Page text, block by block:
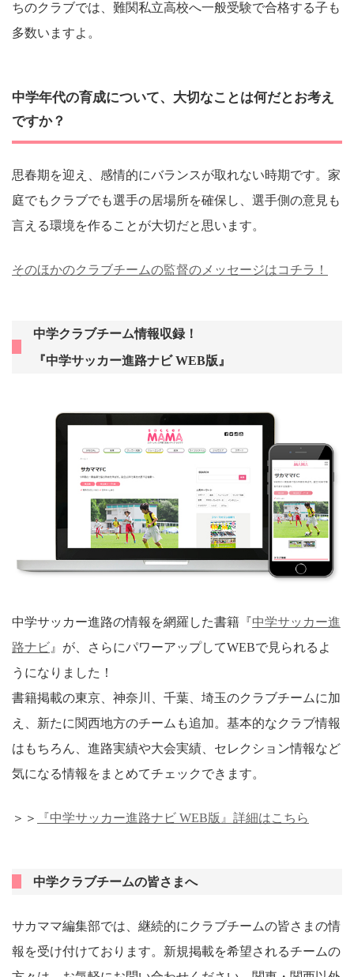
ちのクラブでは、難関私立高校へ一般受験で合格する子も
多数いますよ。
中学年代の育成について、大切なことは何だとお考え
ですか？
思春期を迎え、感情的にバランスが取れない時期です。家
庭でもクラブでも選手の居場所を確保し、選手側の意見も
言える環境を作ることが大切だと思います。
そのほかのクラブチームの監督のメッセージはコチラ！
中学クラブチーム情報収録！
『中学サッカー進路ナビ WEB版』
中学サッカー進路の情報を網羅した書籍『中学サッカー進
路ナビ 』が、さらにパワーアップしてWEBで見られるよ
うになりました！
書籍掲載の東京、神奈川、千葉、埼玉のクラブチームに加
え、新たに関西地方のチームも追加。基本的なクラブ情報
はもちろん、進路実績や大会実績、セレクション情報など
気になる情報をまとめてチェックできます。
＞＞ 『中学サッカー進路ナビ WEB版』詳細はこちら
中学クラブチームの皆さまへ
サカママ編集部では、継続的にクラブチームの皆さまの情
報を受け付けております。新規掲載を希望されるチームの